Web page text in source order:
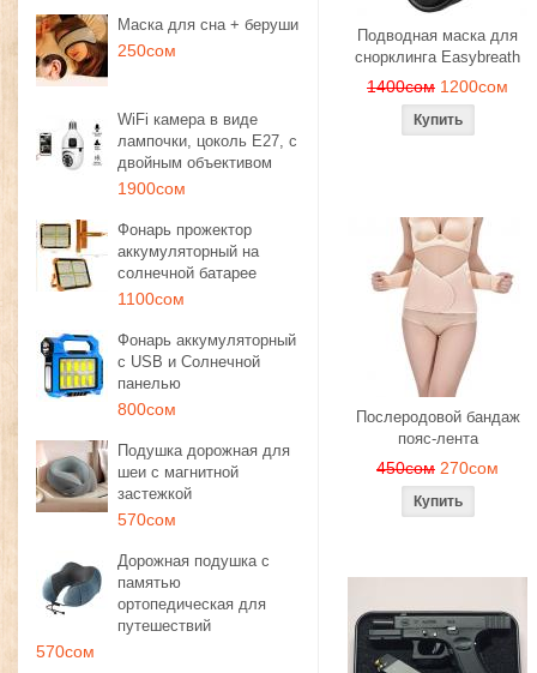
Маска для сна + беруши
250сом
WiFi камера в виде
лампочки, цоколь E27, с
двойным объективом
1900сом
Фонарь прожектор
аккумуляторный на
солнечной батарее
1100сом
Фонарь аккумуляторный
с USB и Солнечной
панелью
800сом
Подушка дорожная для
шеи с магнитной
застежкой
570сом
Дорожная подушка с
памятью
ортопедическая для
путешествий
570сом
Подводная маска для
снорклинга Easybreath
1400сом 1200сом
Послеродовой бандаж
пояс-лента
450сом 270сом